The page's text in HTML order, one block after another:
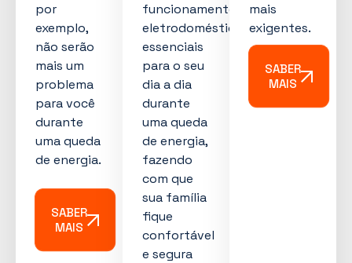
por
exemplo,
não serão
mais um
problema
para você
durante
uma queda
de energia.
SABER
MAIS
funcionamento
eletrodomésticos
essenciais
para o seu
dia a dia
durante
uma queda
de energia,
fazendo
com que
sua família
fique
confortável
e segura
mais
exigentes.
SABER
MAIS